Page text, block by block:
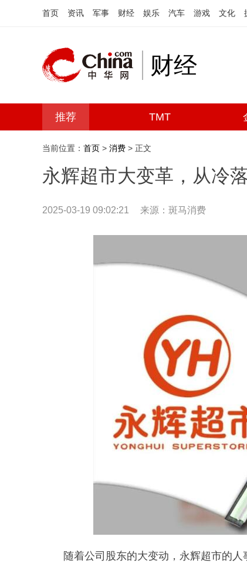
首页 资讯 军事 财经 娱乐 汽车 游戏 文化
财经
推荐 TMT
当前位置： 首页 > 消费 > 正文
永辉超市大变革，从冷
2025-03-19 09:02:21 来源：斑马消费
随着公司股东的大变动，永辉超市的人